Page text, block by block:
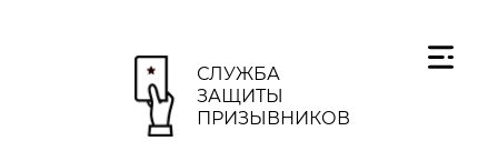
СЛУЖБА
ЗАЩИТЫ
ПРИЗЫВНИКОВ